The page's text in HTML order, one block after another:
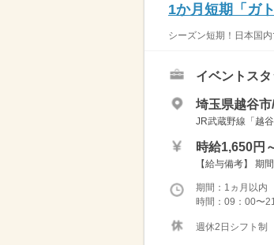
1か月短期「ガ
シーズン短期！日本国
イベントスタ
埼玉県越谷市
JR武蔵野線「越
時給1,650円
【給与備考】 期
期間：1ヵ月以
時間：09：00〜
週休2日シフト制